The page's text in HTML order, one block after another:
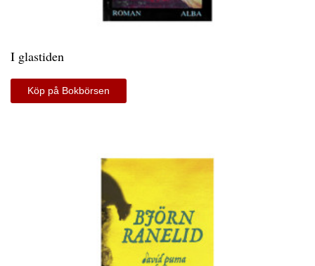
I glastiden
Köp på Bokbörsen